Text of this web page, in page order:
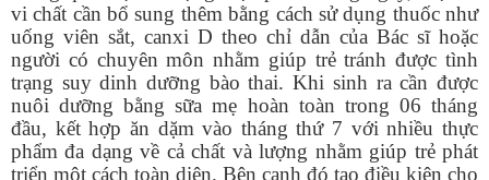
vi chất cần bổ sung thêm bằng cách sử dụng thuốc như
uống viên sắt, canxi D theo chỉ dẫn của Bác sĩ hoặc
người có chuyên môn nhằm giúp trẻ tránh được tình
trạng suy dinh dưỡng bào thai. Khi sinh ra cần được
nuôi dưỡng bằng sữa mẹ hoàn toàn trong 06 tháng
đầu, kết hợp ăn dặm vào tháng thứ 7 với nhiều thực
phẩm đa dạng về cả chất và lượng nhằm giúp trẻ phát
triển một cách toàn diện. Bên cạnh đó tạo điều kiện cho